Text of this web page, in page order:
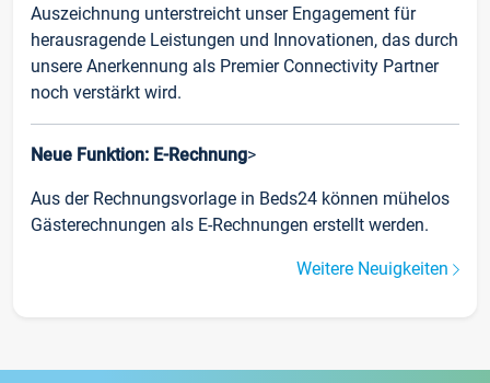
Auszeichnung unterstreicht unser Engagement für
herausragende Leistungen und Innovationen, das durch
unsere Anerkennung als Premier Connectivity Partner
noch verstärkt wird.
Neue Funktion: E-Rechnung>
Aus der Rechnungsvorlage in Beds24 können mühelos
Gästerechnungen als E-Rechnungen erstellt werden.
Weitere Neuigkeiten